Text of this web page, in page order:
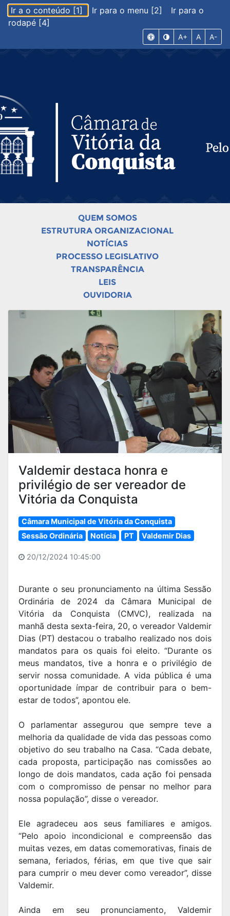
Ir a o conteúdo [1] Ir para o menu [2]
Ir para o
rodapé [4]
A+ A A-
QUEM SOMOS
ESTRUTURA ORGANIZACIONAL
NOTÍCIAS
PROCESSO LEGISLATIVO
TRANSPARÊNCIA
LEIS
OUVIDORIA
Valdemir destaca honra e
privilégio de ser vereador de
Vitória da Conquista
Câmara Municipal de Vitória da Conquista
Sessão Ordinária
Notícia PT Valdemir Dias
20/12/2024 10:45:00
Durante o seu pronunciamento na última Sessão
Ordinária de 2024 da Câmara Municipal de
Vitória da Conquista (CMVC), realizada na
manhã desta sexta-feira, 20, o vereador Valdemir
Dias (PT) destacou o trabalho realizado nos dois
mandatos para os quais foi eleito. “Durante os
meus mandatos, tive a honra e o privilégio de
servir nossa comunidade. A vida pública é uma
oportunidade ímpar de contribuir para o bem-
estar de todos”, apontou ele.
O parlamentar assegurou que sempre teve a
melhoria da qualidade de vida das pessoas como
objetivo do seu trabalho na Casa. “Cada debate,
cada proposta, participação nas comissões ao
longo de dois mandatos, cada ação foi pensada
com o compromisso de pensar no melhor para
nossa população”, disse o vereador.
Ele agradeceu aos seus familiares e amigos.
“Pelo apoio incondicional e compreensão das
muitas vezes, em datas comemorativas, finais de
semana, feriados, férias, em que tive que sair
para cumprir o meu dever como vereador”, disse
Valdemir.
Ainda em seu pronunciamento, Valdemir